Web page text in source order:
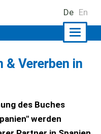
De En
& Vererben in
des Buches
werden